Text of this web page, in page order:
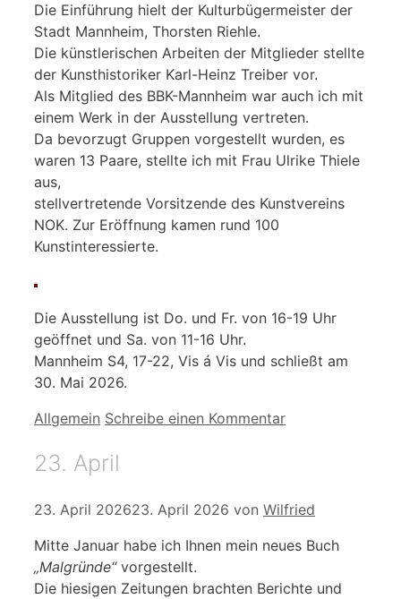
Die Einführung hielt der Kulturbügermeister der
Stadt Mannheim, Thorsten Riehle.
Die künstlerischen Arbeiten der Mitglieder stellte
der Kunsthistoriker Karl-Heinz Treiber vor.
Als Mitglied des BBK-Mannheim war auch ich mit
einem Werk in der Ausstellung vertreten.
Da bevorzugt Gruppen vorgestellt wurden, es
waren 13 Paare, stellte ich mit Frau Ulrike Thiele
aus,
stellvertretende Vorsitzende des Kunstvereins
NOK. Zur Eröffnung kamen rund 100
Kunstinteressierte.
Die Ausstellung ist Do. und Fr. von 16-19 Uhr
geöffnet und Sa. von 11-16 Uhr.
Mannheim S4, 17-22, Vis á Vis und schließt am
30. Mai 2026.
Kategorien
Allgemein Schreibe einen Kommentar
23. April
23. April 202623. April 2026 von Wilfried
Mitte Januar habe ich Ihnen mein neues Buch
„Malgründe“vorgestellt.
Die hiesigen Zeitungen brachten Berichte und